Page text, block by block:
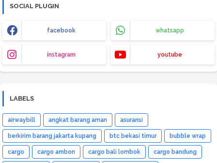
SOCIAL PLUGIN
facebook whatsapp
instagram youtube
LABELS
airwaybill angkat barang aman asuransi
berkirim barang jakarta kupang btc bekasi timur bubble wrap
cargo cargo ambon cargo bali lombok cargo bandung